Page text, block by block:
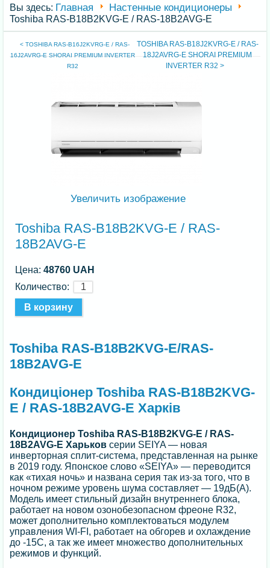
Вы здесь: Главная Настенные кондиционеры
Toshiba RAS-B18B2KVG-E / RAS-18B2AVG-E
< TOSHIBA RAS-B16J2KVRG-E / RAS-
16J2AVRG-E SHORAI PREMIUM INVERTER
R32
TOSHIBA RAS-B18J2KVRG-E / RAS-
18J2AVRG-E SHORAI PREMIUM
INVERTER R32 >
Увеличить изображение
Toshiba RAS-B18B2KVG-E / RAS-
18B2AVG-E
Цена:48760 UAH
Количество:
Toshiba RAS-B18B2KVG-E/RAS-
18B2AVG-E
Кондиціонер Toshiba RAS-B18B2KVG-
E / RAS-18B2AVG-E Харків
Кондиционер Toshiba RAS-B18B2KVG-E / RAS-
18B2AVG-E Харьков серии SEIYA — новая
инверторная сплит-система, представленная на рынке
в 2019 году. Японское слово «SEIYA» — переводится
как «тихая ночь» и названа серия так из-за того, что в
ночном режиме уровень шума составляет — 19дБ(А).
Модель имеет стильный дизайн внутреннего блока,
работает на новом озонобезопасном фреоне R32,
может дополнительно комплектоваться модулем
управления WI-FI, работает на обгорев и охлаждение
до -15С, а так же имеет множество дополнительных
режимов и функций.